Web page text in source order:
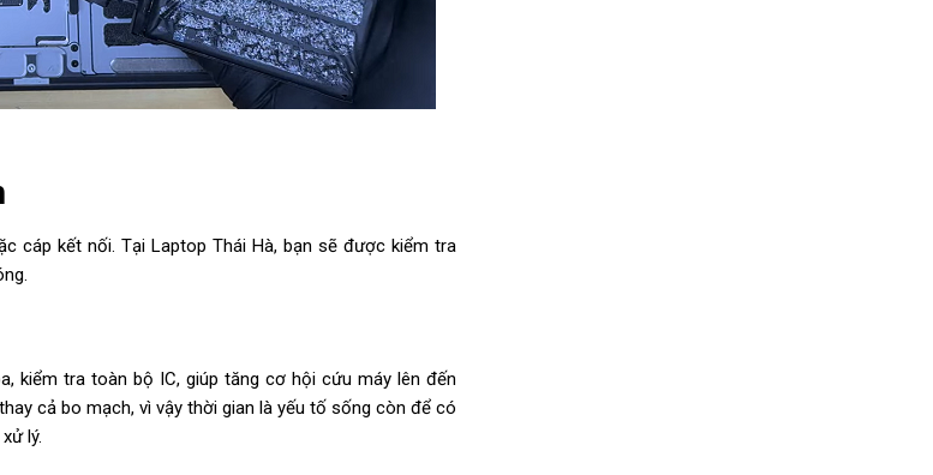
cáp kết nối. Tại Laptop Thái Hà, bạn sẽ được kiểm tra
kiểm tra toàn bộ IC, giúp tăng cơ hội cứu máy lên đến
cả bo mạch, vì vậy thời gian là yếu tố sống còn để có
lý.